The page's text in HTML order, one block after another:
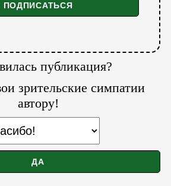
публикация?
зрительские симпатии
автору!